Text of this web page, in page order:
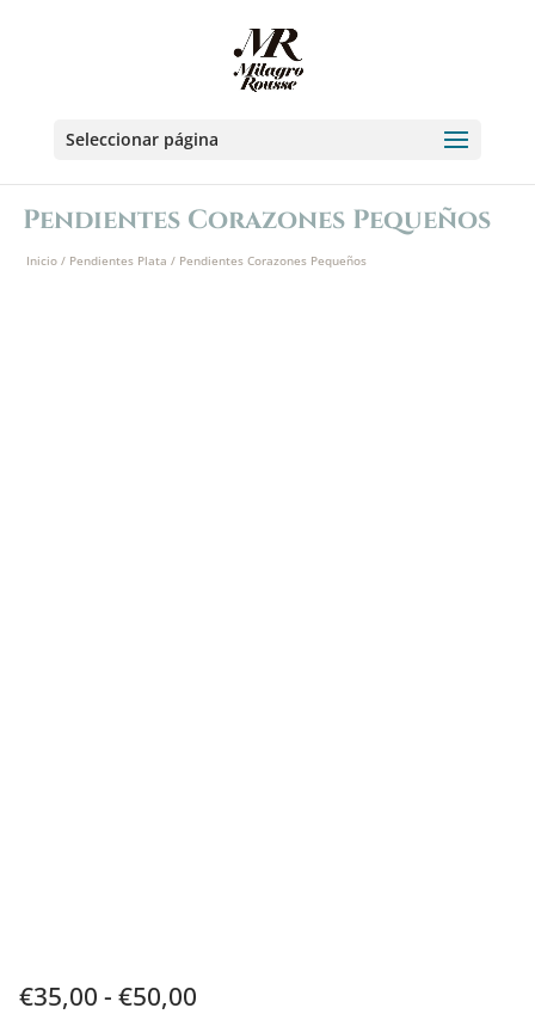
Seleccionar página
Pendientes Corazones Pequeños
Inicio / Pendientes Plata / Pendientes Corazones Pequeños
€35,00 - €50,00